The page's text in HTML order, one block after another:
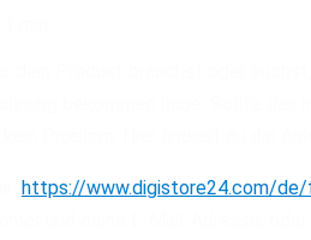
https://www.digistore24.com/de/